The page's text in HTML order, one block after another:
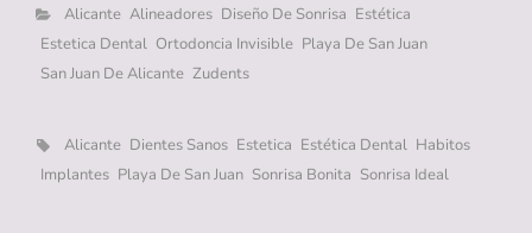
Categorías
Alicante Alineadores Diseño De Sonrisa Estética
Estetica Dental Ortodoncia Invisible Playa De San Juan
San Juan De Alicante Zudents
Etiquetas,
Alicante Dientes Sanos Estetica Estética Dental Habitos
Implantes Playa De San Juan Sonrisa Bonita Sonrisa Ideal